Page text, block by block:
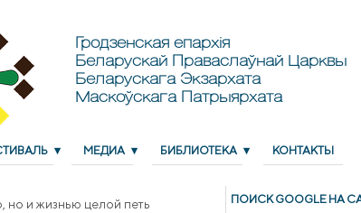
Гродзенская епархія
Беларускай Праваслаўнай Царквы
Беларускага Экзархата
Маскоўскага Патрыярхата
МЕДИА БИБЛИОТЕКА КОНТАКТЫ
но и жизнью целой петь
ПОИСК GOОGLE НА